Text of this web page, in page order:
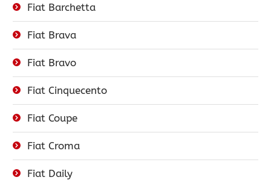
Fiat Barchetta
Fiat Brava
Fiat Bravo
Fiat Cinquecento
Fiat Coupe
Fiat Croma
Fiat Daily